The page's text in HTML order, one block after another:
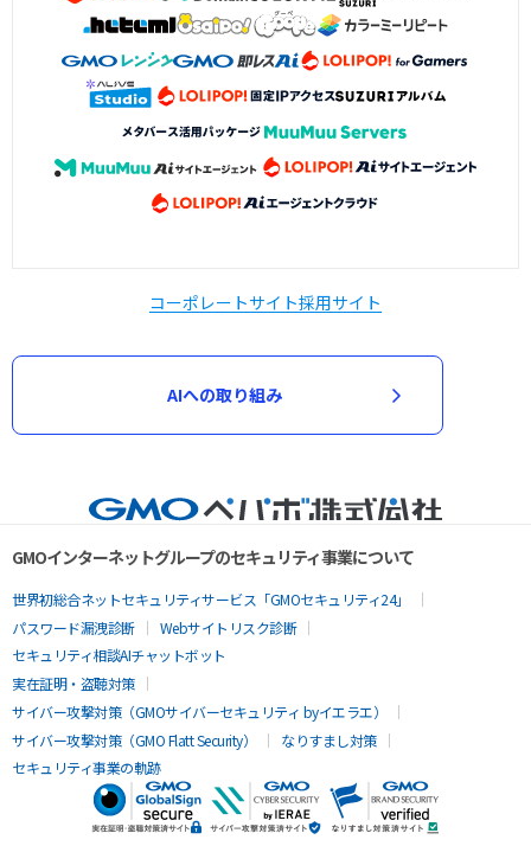
コーポレートサイト採用サイト
AIへの取り組み
GMOインターネットグループのセキュリティ事業について
世界初総合ネットセキュリティサービス「GMOセキュリティ24」
パスワード漏洩診断
Webサイトリスク診断
セキュリティ相談AIチャットボット
実在証明・盗聴対策
サイバー攻撃対策（GMOサイバーセキュリティ byイエラエ）
サイバー攻撃対策（GMO Flatt Security）
なりすまし対策
セキュリティ事業の軌跡